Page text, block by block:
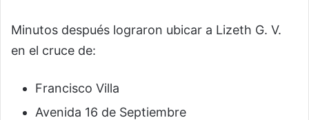
Minutos después lograron ubicar a Lizeth G. V.
en el cruce de:
Francisco Villa
Avenida 16 de Septiembre